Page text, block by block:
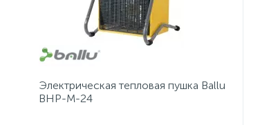
Электрическая тепловая пушка Ballu
BHP-M-24